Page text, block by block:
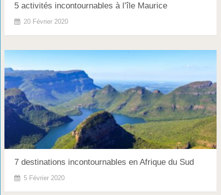
5 activités incontournables à l’île Maurice
20 Février 2020
7 destinations incontournables en Afrique du Sud
5 Février 2020